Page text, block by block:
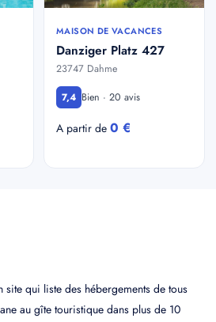
MAISON DE VACANCES
Danziger Platz 427
23747 Dahme
7,4 Bien · 20 avis
A partir de 0 €
site qui liste des hébergements de tous
au gîte touristique dans plus de 10